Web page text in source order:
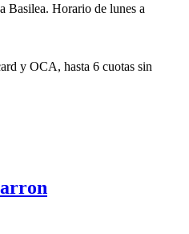
Basilea. Horario de lunes a
y OCA, hasta 6 cuotas sin